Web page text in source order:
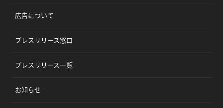
広告について
プレスリリース窓口
プレスリリース一覧
お知らせ